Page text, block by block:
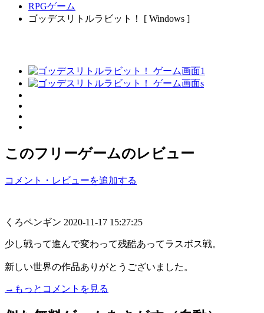
RPGゲーム
ゴッデスリトルラビット！ [ Windows ]
このフリーゲームのレビュー
コメント・レビューを追加する
くろペンギン 2020-11-17 15:27:25
少し戦って進んで変わって残酷あってラスボス戦。
新しい世界の作品ありがとうございました。
→もっとコメントを見る